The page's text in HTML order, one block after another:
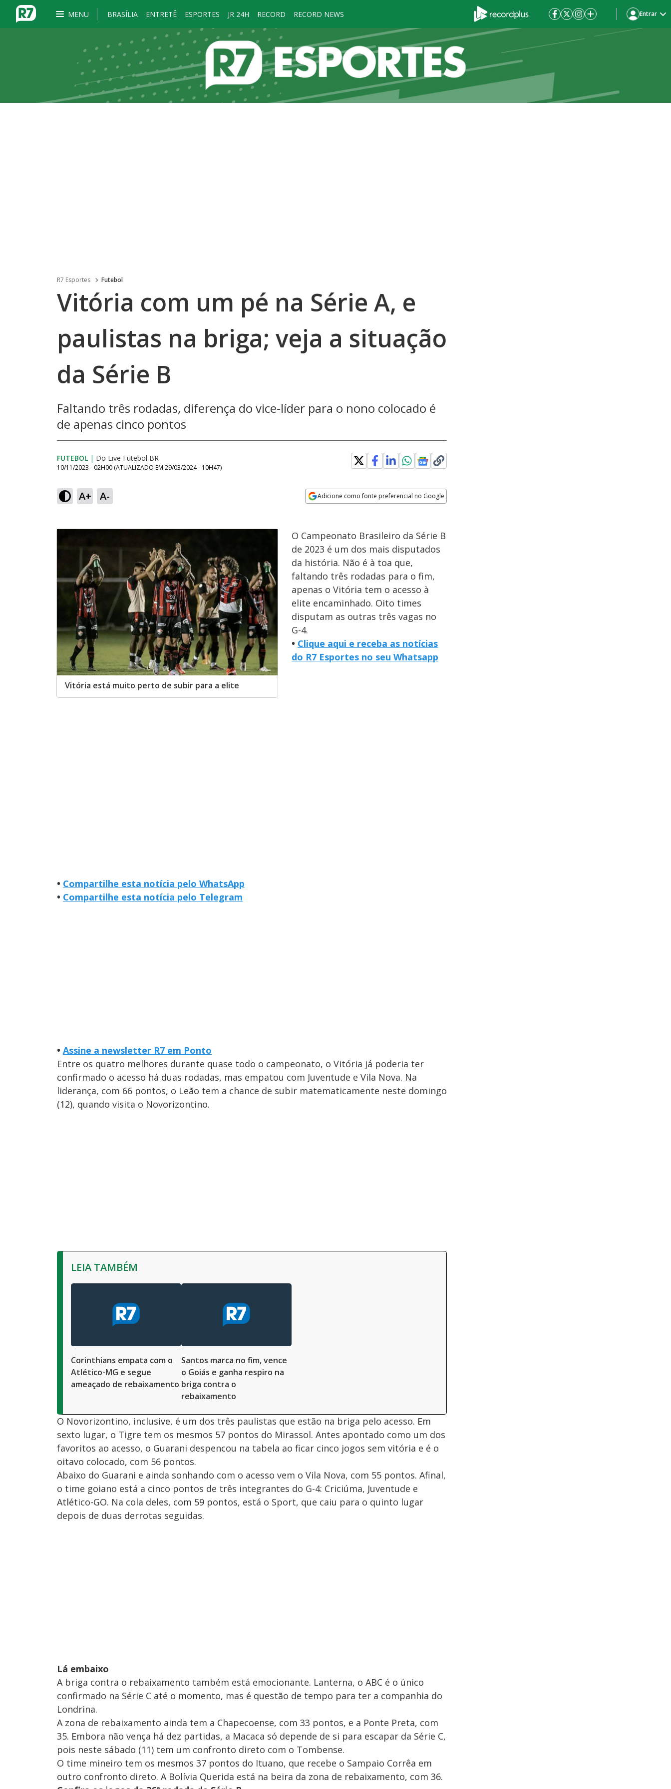
MENU BRASÍLIA ENTRETÊ ESPORTES JR 24H RECORD RECORD NEWS Entrar
R7 Esportes Futebol
Vitória com um pé na Série A, e
paulistas na briga; veja a situação
da Série B
Faltando três rodadas, diferença do vice-líder para o nono colocado é
de apenas cinco pontos
FUTEBOL | Do Live Futebol BR
10/11/2023 - 02H00 (ATUALIZADO EM 29/03/2024 - 10H47)
A+ A- Adicione como fonte preferencial no Google
Vitória está muito perto de subir para a elite
O Campeonato Brasileiro da Série B
de 2023 é um dos mais disputados
da história. Não é à toa que,
faltando três rodadas para o fim,
apenas o Vitória tem o acesso à
elite encaminhado. Oito times
disputam as outras três vagas no
G-4.
• Clique aqui e receba as notícias
do R7 Esportes no seu Whatsapp
• Compartilhe esta notícia pelo WhatsApp
• Compartilhe esta notícia pelo Telegram
• Assine a newsletter R7 em Ponto
Entre os quatro melhores durante quase todo o campeonato, o Vitória já poderia ter
confirmado o acesso há duas rodadas, mas empatou com Juventude e Vila Nova. Na
liderança, com 66 pontos, o Leão tem a chance de subir matematicamente neste domingo
(12), quando visita o Novorizontino.
LEIA TAMBÉM
Corinthians empata com o
Atlético-MG e segue
ameaçado de rebaixamento
Santos marca no fim, vence
o Goiás e ganha respiro na
briga contra o
rebaixamento
O Novorizontino, inclusive, é um dos três paulistas que estão na briga pelo acesso. Em
sexto lugar, o Tigre tem os mesmos 57 pontos do Mirassol. Antes apontado como um dos
favoritos ao acesso, o Guarani despencou na tabela ao ficar cinco jogos sem vitória e é o
oitavo colocado, com 56 pontos.
Abaixo do Guarani e ainda sonhando com o acesso vem o Vila Nova, com 55 pontos. Afinal,
o time goiano está a cinco pontos de três integrantes do G-4: Criciúma, Juventude e
Atlético-GO. Na cola deles, com 59 pontos, está o Sport, que caiu para o quinto lugar
depois de duas derrotas seguidas.
Lá embaixo
A briga contra o rebaixamento também está emocionante. Lanterna, o ABC é o único
confirmado na Série C até o momento, mas é questão de tempo para ter a companhia do
Londrina.
A zona de rebaixamento ainda tem a Chapecoense, com 33 pontos, e a Ponte Preta, com
35. Embora não vença há dez partidas, a Macaca só depende de si para escapar da Série C,
pois neste sábado (11) tem um confronto direto com o Tombense.
O time mineiro tem os mesmos 37 pontos do Ituano, que recebe o Sampaio Corrêa em
outro confronto direto. A Bolívia Querida está na beira da zona de rebaixamento, com 36.